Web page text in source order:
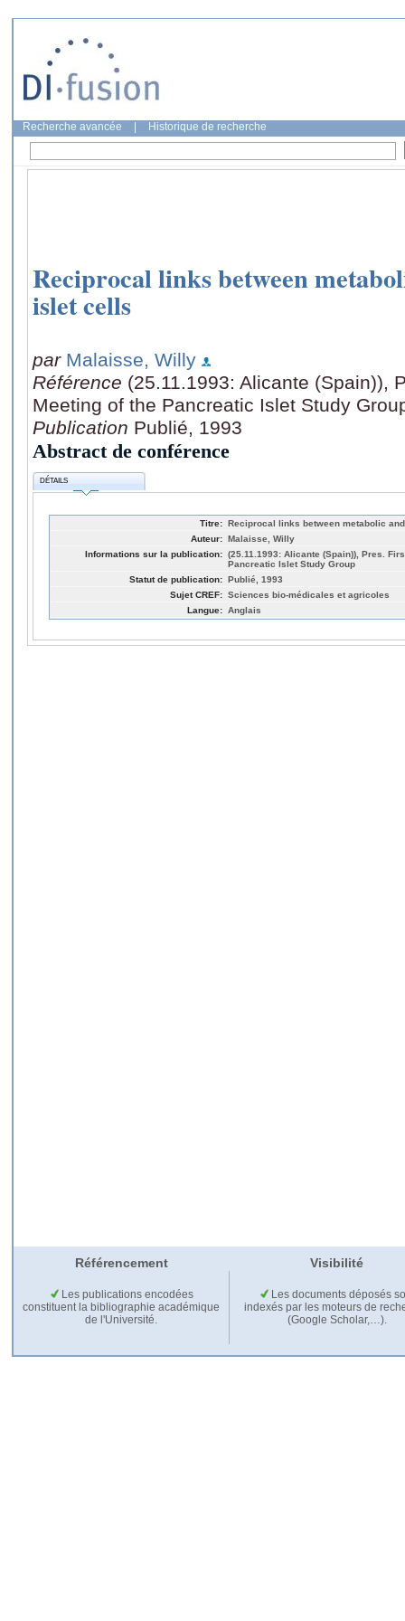
Recherche avancée Historique de recherche
Reciprocal links between
islet cells
par Malaisse, Willy
Référence (25.11.1993: Alicante (Spain)),
Meeting of the Pancreatic Islet Study
Publication Publié, 1993
Abstract de conférence
DÉTAILS
Titre: Reciprocal links between metabolic
Auteur: Malaisse, Willy
Informations sur la publication: (25.11.1993: Alicante (Spain)), Pres.
Pancreatic Islet Study Group
Statut de publication: Publié, 1993
Sujet CREF: Sciences bio-médicales et agricoles
Langue: Anglais
Référencement Visibilité
Les publications encodées
constituent la bibliographie académique
de l'Université.
Les documents déposés
indexés par les moteurs de
(Google Scholar,…).